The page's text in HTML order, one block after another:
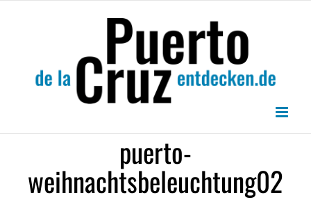
puerto-
weihnachtsbeleuchtung02